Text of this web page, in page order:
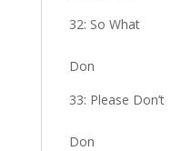
32: So What
Don
33: Please Don’t
Don